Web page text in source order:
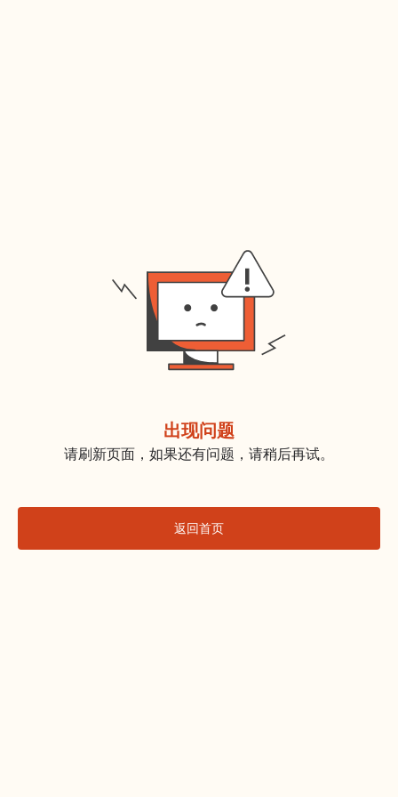
出现问题
请刷新页面，如果还有问题，请稍后再试。
返回首页